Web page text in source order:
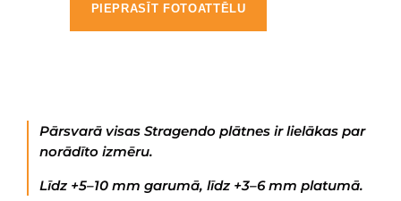
PIEPRASĪT FOTOATTĒLU
Pārsvarā visas Stragendo plātnes ir lielākas par
norādīto izmēru.
Līdz +5–10 mm garumā, līdz +3–6 mm platumā.